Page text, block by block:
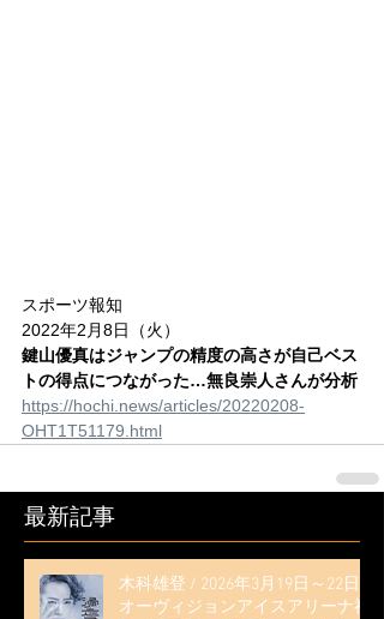
スポーツ報知
2022年2月8日（火）
鍵山優真はジャンプの精度の高さが自己ベス
トの得点につながった…無良崇人さんが分析
https://hochi.news/articles/20220208-
OHT1T51179.html
最新記事
木科雄登 / 2026年3月19日～22日
オーヴィジョンアイスアリーナ福